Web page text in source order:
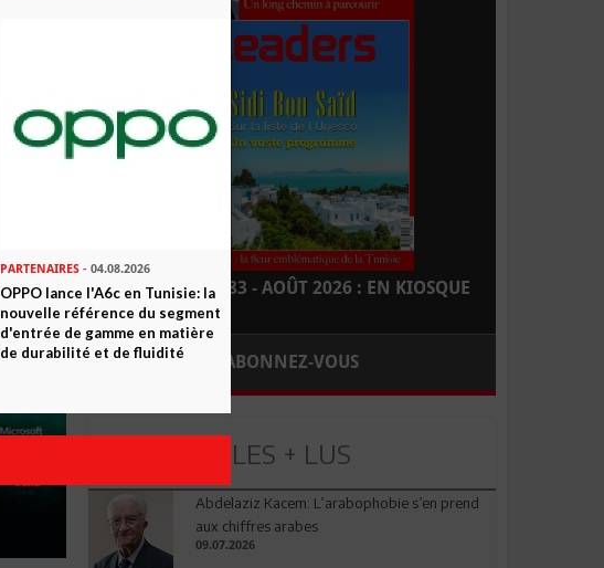
LEADERS N° 183 - AOÛT 2026 : EN KIOSQUE
ABONNEZ-VOUS
LES + LUS
Abdelaziz Kacem: L’arabophobie s’en prend
aux chiffres arabes
09.07.2026
PARTENAIRES- 04.08.2026
OPPO lance l'A6c en Tunisie: la
nouvelle référence du segment
d'entrée de gamme en matière
de durabilité et de fluidité